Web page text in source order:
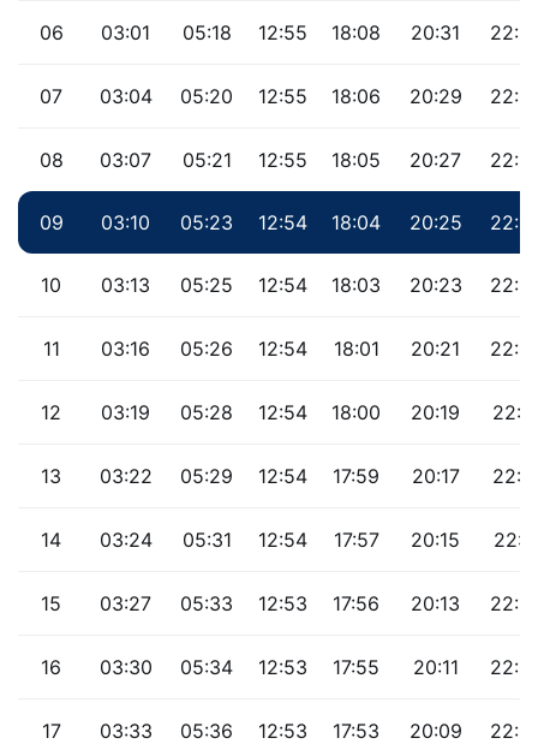
06 03:01 05:18 12:55 18:08 20:31
07 03:04 05:20 12:55 18:06 20:29
08 03:07 05:21 12:55 18:05 20:27
09 03:10 05:23 12:54 18:04 20:25
10 03:13 05:25 12:54 18:03 20:23
11 03:16 05:26 12:54 18:01 20:21
12 03:19 05:28 12:54 18:00 20:19
13 03:22 05:29 12:54 17:59 20:17
14 03:24 05:31 12:54 17:57 20:15 22:11
15 03:27 05:33 12:53 17:56 20:13
16 03:30 05:34 12:53 17:55 20:11
17 03:33 05:36 12:53 17:53 20:09